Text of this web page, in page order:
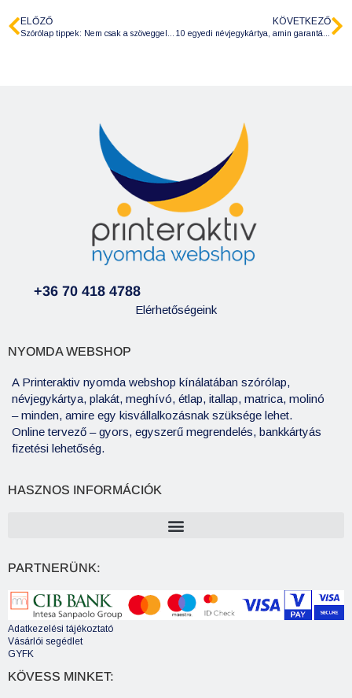
ELŐZŐ
Szórólap tippek: Nem csak a szöveggel üzensz – a papír fajtái és a színek jelentősége
KÖVETKEZŐ
10 egyedi névjegykártya, amin garantáltan megakad az ügyfelek szeme
+36 70 418 4788
Elérhetőségeink
NYOMDA WEBSHOP
A Printeraktiv nyomda webshop kínálatában szórólap,
névjegykártya, plakát, meghívó, étlap, itallap, matrica, molinó
– minden, amire egy kisvállalkozásnak szüksége lehet.
Online tervező – gyors, egyszerű megrendelés, bankkártyás
fizetési lehetőség.
HASZNOS INFORMÁCIÓK
PARTNERÜNK:
Adatkezelési tájékoztató
Vásárlói segédlet
GYFK
KÖVESS MINKET: